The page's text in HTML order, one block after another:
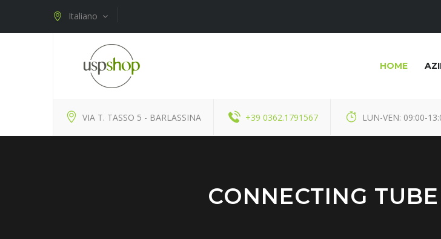
Italiano
HOME
VIA T. TASSO 5 - BARLASSINA +39 0362.1791567 LUN-VEN: 09:00-
CONNECTING